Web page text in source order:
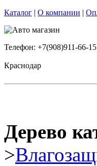
Каталог | О компании |
Телефон: +7(908)911-66-15
Краснодар
Дерево
>